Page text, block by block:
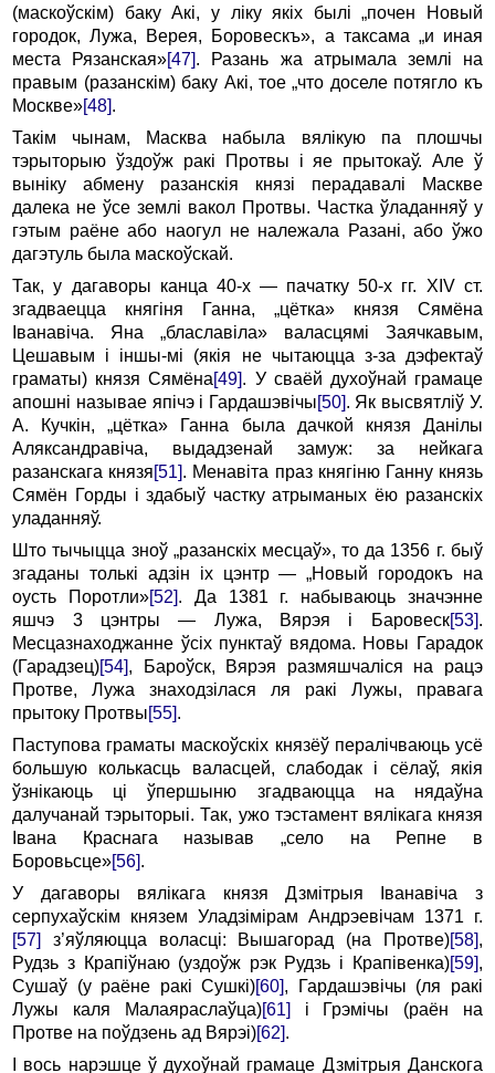
(маскоўскім) баку Акі, у ліку якіх былі „почен Новый
городок, Лужа, Верея, Боровескъ», а таксама „и иная
места Рязанская»[47]. Разань жа атрымала землі на
правым (разанскім) баку Акі, тое „что доселе потягло къ
Москве»[48].
Такім чынам, Масква набыла вялікую па плошчы
тэрыторыю ўздоўж ракі Протвы i яе прытокаў. Але ў
выніку абмену разанскія князі перадавалі Маскве
далека не ўсе землі вакол Протвы. Частка ўладанняў у
гэтым раёне або наогул не належала Разані, або ўжо
дагэтуль была маскоўскай.
Так, у дагаворы канца 40-х — пачатку 50-х гг. XIV ст.
згадваецца княгіня Ганна, „цётка» князя Сямёна
Іванавіча. Яна „блаславіла» валасцямі Заячкавым,
Цешавым i іншы-мі (якія не чытаюцца з-за дэфектаў
граматы) князя Сямёна[49]. У сваёй духоўнай грамаце
апошні называе япічэ i Гардашэвічы[50]. Як высвятліў У.
А. Кучкін, „цётка» Ганна была дачкой князя Данілы
Аляксандравіча, выдадзенай замуж: за нейкага
разанскага князя[51]. Менавіта праз княгіню Ганну князь
Сямён Горды i здабыў частку атрыманых ёю разанскіх
уладанняў.
Што тычыцца зноў „разанскіх месцаў», то да 1356 г. быў
згаданы толькі адзін ix цэнтр — „Новый городокъ на
оусть Поротли»[52]. Да 1381 г. набываюць значэнне
яшчэ 3 цэнтры — Лужа, Вярэя i Баровеск[53].
Месцазнаходжанне ўсіх пунктаў вядома. Новы Гарадок
(Гарадзец)[54], Бароўск, Вярэя размяшчаліся на рацэ
Протве, Лужа знаходзілася ля ракі Лужы, правага
прытоку Протвы[55].
Паступова граматы маскоўскіх князёў пералічваюць усё
большую колькасць валасцей, слабодак i сёлаў, якія
ўзнікаюць ці ўпершыню згадваюцца на нядаўна
далучанай тэрыторыі. Так, ужо тэстамент вялікага князя
Івана Краснага называв „село на Репне в
Боровьсце»[56].
У дагаворы вялікага князя Дзмітрыя Іванавіча з
серпухаўскім князем Уладзімірам Андрэевічам 1371 г.
[57]
з’яўляюцца воласці: Вышагорад (на Протве)[58],
Рудзь з Крапіўнаю (уздоўж рэк Рудзь i Крапівенка)[59],
Сушаў (у раёне ракі Сушкі)[60], Гардашэвічы (ля ракі
Лужы каля Малаяраслаўца)[61]
i Грэмічы (раён на
Протве на поўдзень ад Вярэі)[62].
I вось нарэшце ў духоўнай грамаце Дзмітрыя Данскога